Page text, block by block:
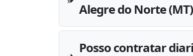
Alegre do Norte
Posso contratar